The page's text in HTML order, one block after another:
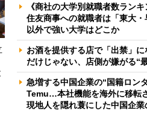
《商社の大学別就職者数ラン
住友商事への就職者は「東大
以外で強い大学はどこか
お酒を提供する店で「出禁」
だけじゃない、店側が嫌がる“
急増する中国企業の“国籍ロン
Temu…本社機能を海外に移転
現地人を隠れ蓑にした中国企